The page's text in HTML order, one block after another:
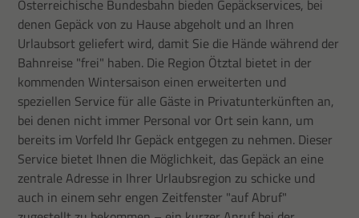
Österreichische Bundesbahn bieden Gepäckservices, bei
denen Gepäck von zu Hause abgeholt und an Ihren
Urlaubsort geliefert wird, damit Sie die Hände während der
Bahnreise "frei" haben. Die Region Ötztal bietet in der
kommenden Wintersaison einen erweiterten und
speziellen Service für alle Gäste in Privatunterkünften an,
bei denen nicht immer Personal vor Ort sein kann, um
bereits im Vorfeld Ihr Gepäck entgegen zu nehmen. Dieser
Service bietet Ihnen die Möglichkeit, das Gepäck an eine
zentrale Adresse in Ihrer Urlaubsregion zu schicke und
auch in einem sehr engen Zeitfenster "auf Abruf"